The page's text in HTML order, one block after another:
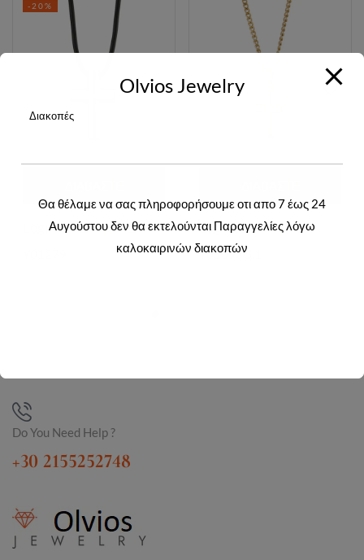
-20%
ΠΕΡΙΣΣΌΤΕΡΑ
Login to view prices ΠΕΡΙΣΣΌΤΕΡΑ
Login to view prices
Y01093G.1
Do You Need Help ?
+30 2155252748
Olvios Jewelry
Διακοπές
Θα θέλαμε να σας πληροφορήσουμε οτι απο 7 έως 24
Αυγούστου δεν θα εκτελούνται Παραγγελίες λόγω
καλοκαιρινών διακοπών